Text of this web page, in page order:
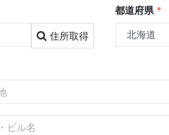
住所取得
都道府県 *